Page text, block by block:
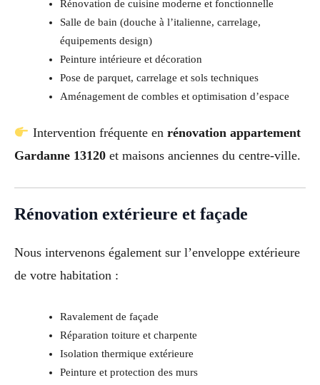
Rénovation de cuisine moderne et fonctionnelle
Salle de bain (douche à l’italienne, carrelage,
équipements design)
Peinture intérieure et décoration
Pose de parquet, carrelage et sols techniques
Aménagement de combles et optimisation d’espace
Intervention fréquente en rénovation appartement
Gardanne 13120 et maisons anciennes du centre-ville.
Rénovation extérieure et façade
Nous intervenons également sur l’enveloppe extérieure
de votre habitation :
Ravalement de façade
Réparation toiture et charpente
Isolation thermique extérieure
Peinture et protection des murs